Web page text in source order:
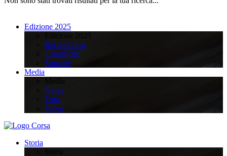
Edizione 2025
Recap Corsa
Classifiche
Squadre
Media
News
Foto
Video
Storia